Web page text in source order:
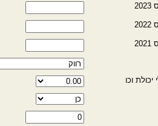
יכולת וכו